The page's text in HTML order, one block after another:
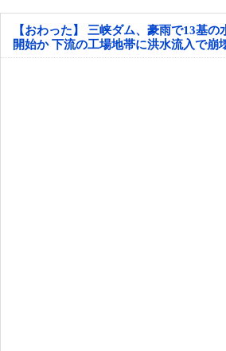
【おわった】 三峡ダム、豪雨で13基
開始か 下流の工場地帯に洪水流入で崩